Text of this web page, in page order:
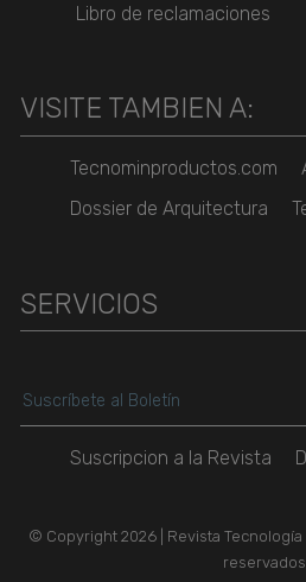
Libro de reclamaciones
VISITE TAMBIEN A:
Tecnominproductos.com
Dossier de Arquitectura
SERVICIOS
Suscripcion a la Revista
© Copyright 2026 | Revista